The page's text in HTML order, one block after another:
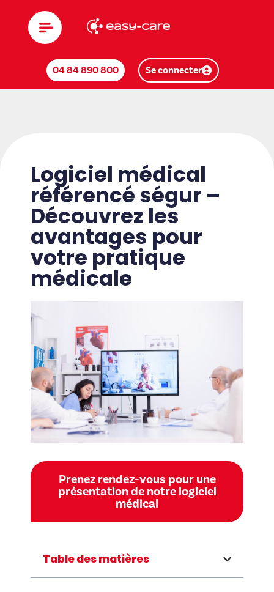
04 84 890 800 Se connecter
Logiciel médical
référencé ségur –
Découvrez les
avantages pour
votre pratique
médicale
Prenez rendez-vous pour une
présentation de notre logiciel
médical
Table des matières